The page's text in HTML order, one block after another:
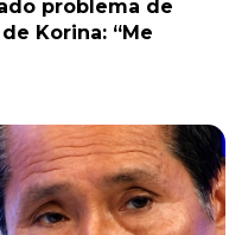
problema de
Korina: “Me